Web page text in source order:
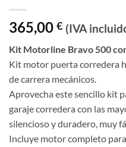
365,00 € (IVA
Kit Motorline Bravo 500
Kit motor puerta corredera
de carrera mecánicos.
Aprovecha este sencillo kit
garaje corredera con las
silencioso y duradero, muy
Incluye motor completo